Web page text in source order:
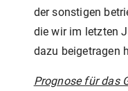
der sonstigen
die wir im letzten
dazu beigetragen
Prognose für das